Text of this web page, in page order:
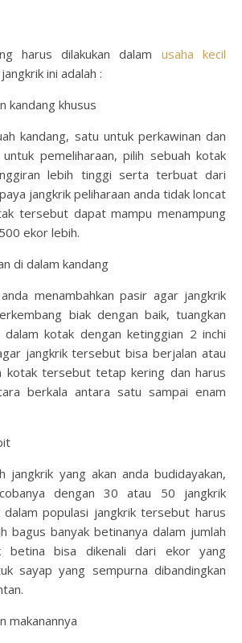
harus dilakukan dalam usaha kecil
ini adalah :
kandang khusus
kandang, satu untuk perkawinan dan
pemeliharaan, pilih sebuah kotak
lebih tinggi serta terbuat dari
jangkrik peliharaan anda tidak loncat
tersebut dapat mampu menampung
ekor lebih.
di dalam kandang
menambahkan pasir agar jangkrik
biak dengan baik, tuangkan
kotak dengan ketinggian 2 inchi
jangkrik tersebut bisa berjalan atau
kotak tersebut tetap kering dan harus
berkala antara satu sampai enam
jangkrik yang akan anda budidayakan,
dengan 30 atau 50 jangkrik
populasi jangkrik tersebut harus
bagus banyak betinanya dalam jumlah
betina bisa dikenali dari ekor yang
sayap yang sempurna dibandingkan
makanannya